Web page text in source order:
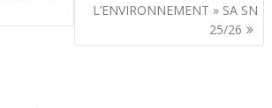
L’ENVIRONNEMENT » SA SN
25/26